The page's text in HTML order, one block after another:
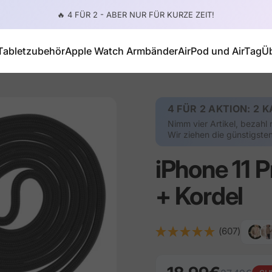
🔥 4 FÜR 2 - ABER NUR FÜR KURZE ZEIT!
Apple Watch ArmbänderAirPod und AirTag
4 FÜR 2 AKTION: 2
Nimm vier Artikel, bezahl
Wir ziehen die
iPhone11
+ Kordel
(607)